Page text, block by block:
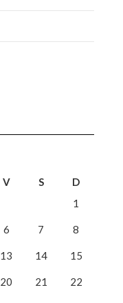
V S
D
1
6 7 8
13 14 15
20 21 22